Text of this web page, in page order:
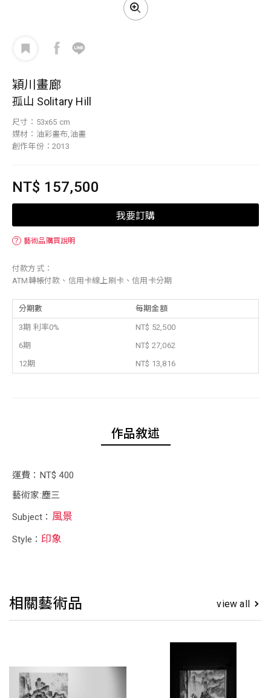
穎川畫廊
孤山 Solitary Hill
尺寸：53x65 cm
媒材：油彩畫布,油畫
創作年份：2013
NT$ 157,500
我要訂購
？ 藝術品購買說明
付款方式：
ATM轉帳付款、信用卡線上刷卡、信用卡分期
分期數 每期金額
3期 利率0%
NT$ 52,500
6期
NT$ 27,062
12期
NT$ 13,816
作品敘述
運費：NT$ 400
藝術家:塵三
Subject： 風景
Style： 印象
相關藝術品 view all